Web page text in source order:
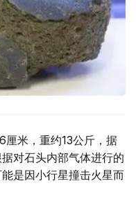
厘米，重约13公斤，据
对石头内部气体进行的
是因小行星撞击火星而